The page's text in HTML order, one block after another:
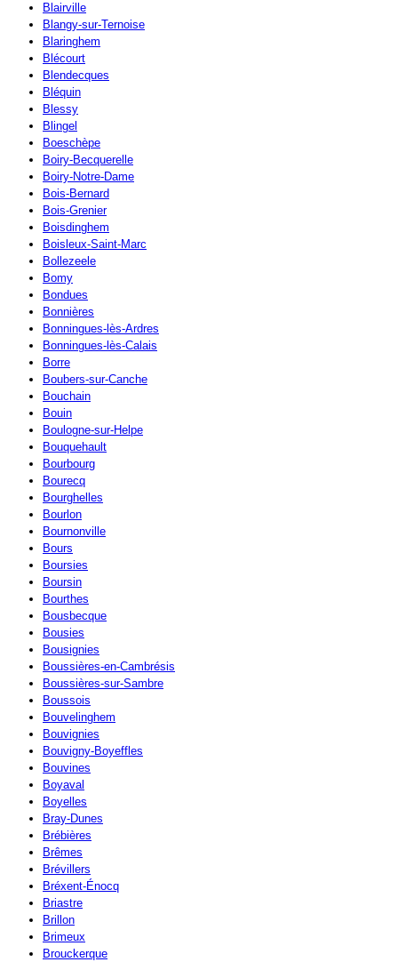
Blairville
Blangy-sur-Ternoise
Blaringhem
Blécourt
Blendecques
Bléquin
Blessy
Blingel
Boeschèpe
Boiry-Becquerelle
Boiry-Notre-Dame
Bois-Bernard
Bois-Grenier
Boisdinghem
Boisleux-Saint-Marc
Bollezeele
Bomy
Bondues
Bonnières
Bonningues-lès-Ardres
Bonningues-lès-Calais
Borre
Boubers-sur-Canche
Bouchain
Bouin
Boulogne-sur-Helpe
Bouquehault
Bourbourg
Bourecq
Bourghelles
Bourlon
Bournonville
Bours
Boursies
Boursin
Bourthes
Bousbecque
Bousies
Bousignies
Boussières-en-Cambrésis
Boussières-sur-Sambre
Boussois
Bouvelinghem
Bouvignies
Bouvigny-Boyeffles
Bouvines
Boyaval
Boyelles
Bray-Dunes
Brébières
Brêmes
Brévillers
Bréxent-Énocq
Briastre
Brillon
Brimeux
Brouckerque